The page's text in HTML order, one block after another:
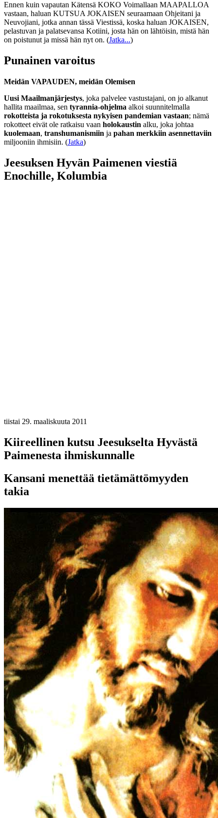
Ennen kuin vapautan Kätensä KOKO Voimallaan MAAPALLOA
vastaan, haluan KUTSUA JOKAISEN seuraamaan Ohjeitani ja
Neuvojiani, jotka annan tässä Viestissä, koska haluan JOKAISEN,
pelastuvan ja palatsevansa Kotiini, josta hän on lähtöisin, mistä hän
on poistunut ja missä hän nyt on. (Jatka...)
Punainen varoitus
Meidän VAPAUDEN, meidän Olemisen
Uusi Maailmanjärjestys, joka palvelee vastustajani, on jo alkanut
hallita maailmaa, sen tyrannia-ohjelma alkoi suunnitelmalla
rokotteista ja rokotuksesta nykyisen pandemian vastaan; nämä
rokotteet eivät ole ratkaisu vaan holokaustin alku, joka johtaa
kuolemaan, transhumanismiin ja pahan merkkiin asennettaviin
miljooniin ihmisiin. (Jatka)
Jeesuksen Hyvän Paimenen viestiä
Enochille, Kolumbia
tiistai 29. maaliskuuta 2011
Kiireellinen kutsu Jeesukselta Hyvästä
Paimenesta ihmiskunnalle
Kansani menettää tietämättömyyden
takia